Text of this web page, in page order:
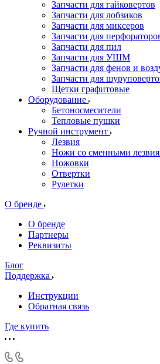
Запчасти для гайковертов
Запчасти для лобзиков
Запчасти для миксеров
Запчасти для
Запчасти для пил
Запчасти для УШМ
Запчасти для фенов и
Запчасти для
Щетки графитовые
Оборудование
Бетоносмесители
Тепловые пушки
Ручной инструмент
Лезвия
Ножи со сменными
Ножовки
Отвертки
Рулетки
О бренде
О бренде
Партнеры
Реквизиты
Блог
Поддержка
Инструкции
Обратная связь
Где купить